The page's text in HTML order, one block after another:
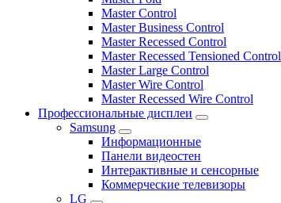
Master Control
Master Business Control
Master Recessed Control
Master Recessed Tensioned Control
Master Large Control
Master Wire Control
Master Recessed Wire Control
Профессиональные дисплеи
Samsung
Информационные
Панели видеостен
Интерактивные и сенсорные
Коммерческие телевизоры
LG